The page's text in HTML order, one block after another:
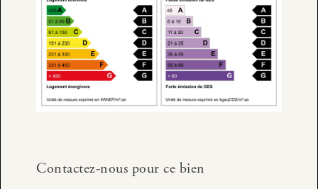
Contactez-nous pour ce bien